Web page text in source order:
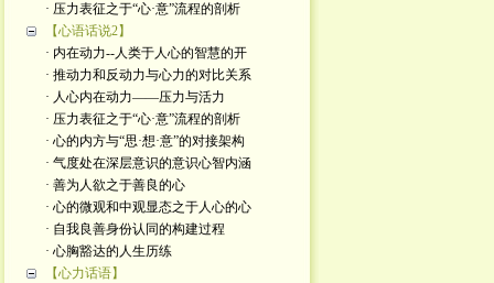
· 压力表征之于“心·意”流程的剖析
【心语话说2】
· 内在动力--人类于人心的智慧的开
· 推动力和反动力与心力的对比关系
· 人心内在动力——压力与活力
· 压力表征之于“心·意”流程的剖析
· 心的内方与“思·想·意”的对接架构
· 气度处在深层意识的意识心智内涵
· 善为人欲之于善良的心
· 心的微观和中观显态之于人心的心
· 自我良善身份认同的构建过程
· 心胸豁达的人生历练
【心力话语】